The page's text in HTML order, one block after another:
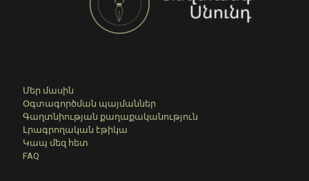
Մեր մասին
Օգտագործման պայմաններ
Գաղտնիության քաղաքականություն
Լրագրողական էթիկա
Կապ մեզ հետ
FAQ